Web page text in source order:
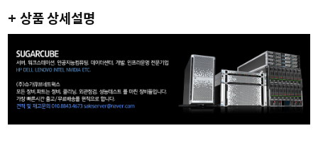
+ 상품 상세설명